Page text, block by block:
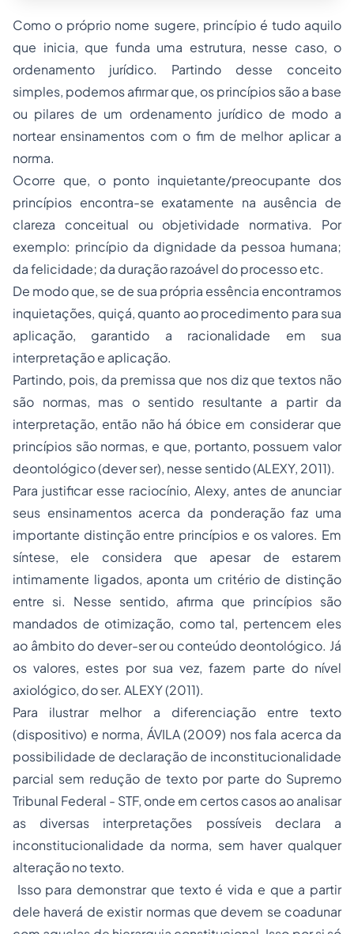
Como o próprio nome sugere, princípio é tudo aquilo
que inicia, que funda uma estrutura, nesse caso, o
ordenamento jurídico. Partindo desse conceito
simples, podemos afirmar que, os princípios são a base
ou pilares de um ordenamento jurídico de modo a
nortear ensinamentos com o fim de melhor aplicar a
norma.
Ocorre que, o ponto inquietante/preocupante dos
princípios encontra-se exatamente na ausência de
clareza conceitual ou objetividade normativa. Por
exemplo: princípio da dignidade da pessoa humana;
da felicidade; da duração razoável do processo etc.
De modo que, se de sua própria essência encontramos
inquietações, quiçá, quanto ao procedimento para sua
aplicação, garantido a racionalidade em sua
interpretação e aplicação.
Partindo, pois, da premissa que nos diz que textos não
são normas, mas o sentido resultante a partir da
interpretação, então não há óbice em considerar que
princípios são normas, e que, portanto, possuem valor
deontológico (dever ser), nesse sentido (ALEXY, 2011).
Para justificar esse raciocínio, Alexy, antes de anunciar
seus ensinamentos acerca da ponderação faz uma
importante distinção entre princípios e os valores. Em
síntese, ele considera que apesar de estarem
intimamente ligados, aponta um critério de distinção
entre si. Nesse sentido, afirma que princípios são
mandados de otimização, como tal, pertencem eles
ao âmbito do dever-ser ou conteúdo deontológico. Já
os valores, estes por sua vez, fazem parte do nível
axiológico, do ser. ALEXY (2011).
Para ilustrar melhor a diferenciação entre texto
(dispositivo) e norma, ÁVILA (2009) nos fala acerca da
possibilidade de declaração de inconstitucionalidade
parcial sem redução de texto por parte do Supremo
Tribunal Federal - STF, onde em certos casos ao analisar
as diversas interpretações possíveis declara a
inconstitucionalidade da norma, sem haver qualquer
alteração no texto.
Isso para demonstrar que texto é vida e que a partir
dele haverá de existir normas que devem se coadunar